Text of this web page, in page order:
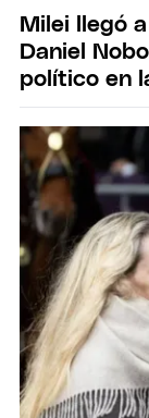
Milei llegó
Daniel
político en